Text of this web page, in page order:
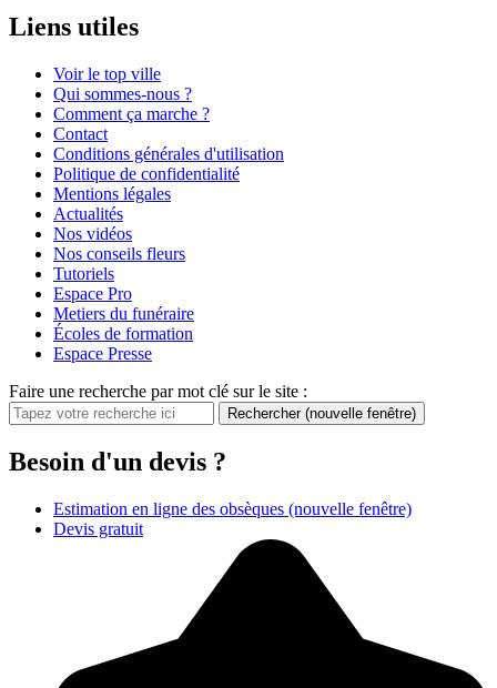
Liens utiles
Voir le top ville
Qui sommes-nous ?
Comment ça marche ?
Contact
Conditions générales d'utilisation
Politique de confidentialité
Mentions légales
Actualités
Nos vidéos
Nos conseils fleurs
Tutoriels
Espace Pro
Metiers du funéraire
Écoles de formation
Espace Presse
Faire une recherche par mot clé sur le site :
Rechercher (nouvelle fenêtre)
Besoin d'un devis ?
Estimation en ligne des obsèques (nouvelle fenêtre)
Devis gratuit